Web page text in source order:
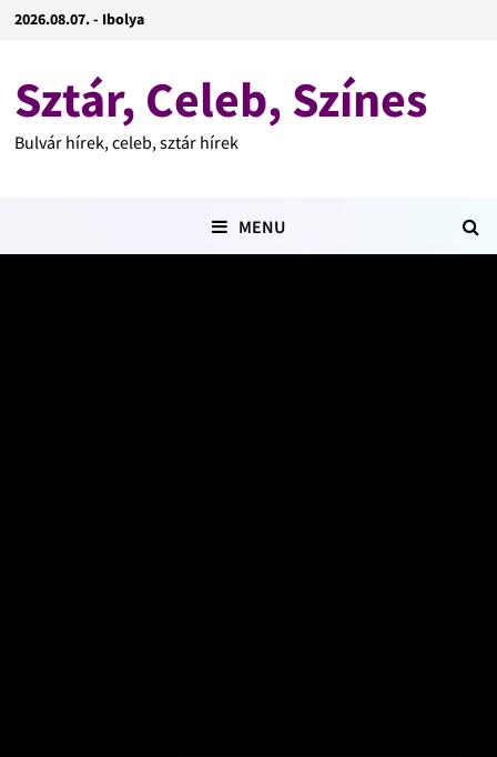
2026.08.07. - Ibolya
Sztár, Celeb, Színes
Bulvár hírek, celeb, sztár hírek
MENU